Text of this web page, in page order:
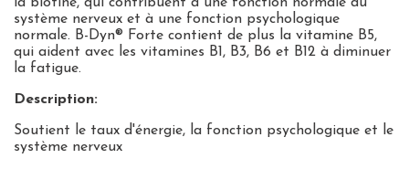
système nerveux et à une fonction psychologique
normale. B-Dyn® Forte contient de plus la vitamine B5,
qui aident avec les vitamines B1, B3, B6 et B12 à diminuer
la fatigue.
Description:
Soutient le taux d'énergie, la fonction psychologique et le
système nerveux